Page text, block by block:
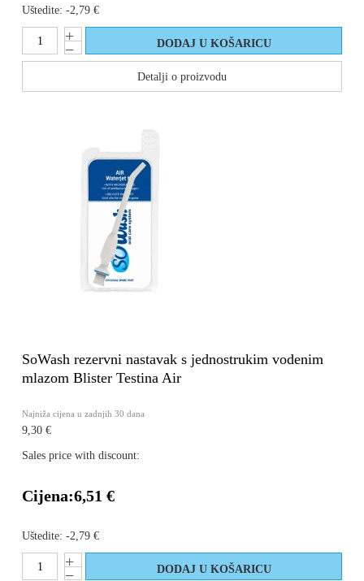
Uštedite: -2,79 €
Detalji o proizvodu
SoWash rezervni nastavak s jednostrukim vodenim
mlazom Blister Testina Air
Najniža cijena u zadnjih 30 dana
9,30 €
Sales price with discount:
Cijena:6,51 €
Uštedite: -2,79 €